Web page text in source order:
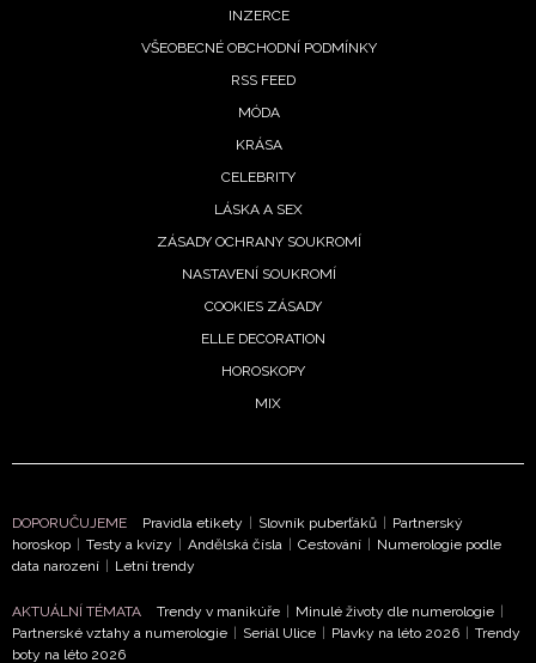
INZERCE
VŠEOBECNÉ OBCHODNÍ PODMÍNKY
RSS FEED
MÓDA
KRÁSA
CELEBRITY
LÁSKA A SEX
ZÁSADY OCHRANY SOUKROMÍ
NASTAVENÍ SOUKROMÍ
COOKIES ZÁSADY
ELLE DECORATION
HOROSKOPY
MIX
DOPORUČUJEME Pravidla etikety | Slovník puberťáků | Partnerský
horoskop | Testy a kvízy | Andělská čísla | Cestování | Numerologie podle
data narození | Letní trendy
AKTUÁLNÍ TÉMATA Trendy v manikúře | Minulé životy dle numerologie |
Partnerské vztahy a numerologie | Seriál Ulice | Plavky na léto 2026 | Trendy
boty na léto 2026